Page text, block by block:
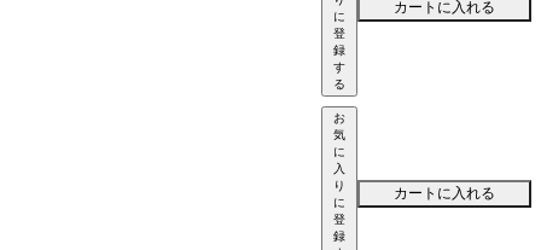
に
登
録
す
る
カートに入れる
お
気
に
入
り
に
登
録
カートに入れる